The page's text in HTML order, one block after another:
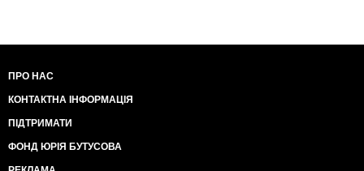
ПРО НАС
КОНТАКТНА ІНФОРМАЦІЯ
ПІДТРИМАТИ
ФОНД ЮРІЯ БУТУСОВА